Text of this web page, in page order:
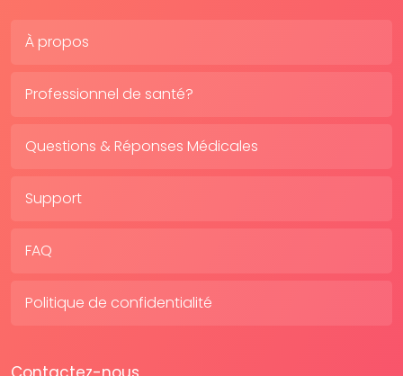
À propos
Professionnel de santé?
Questions & Réponses Médicales
Support
FAQ
Politique de confidentialité